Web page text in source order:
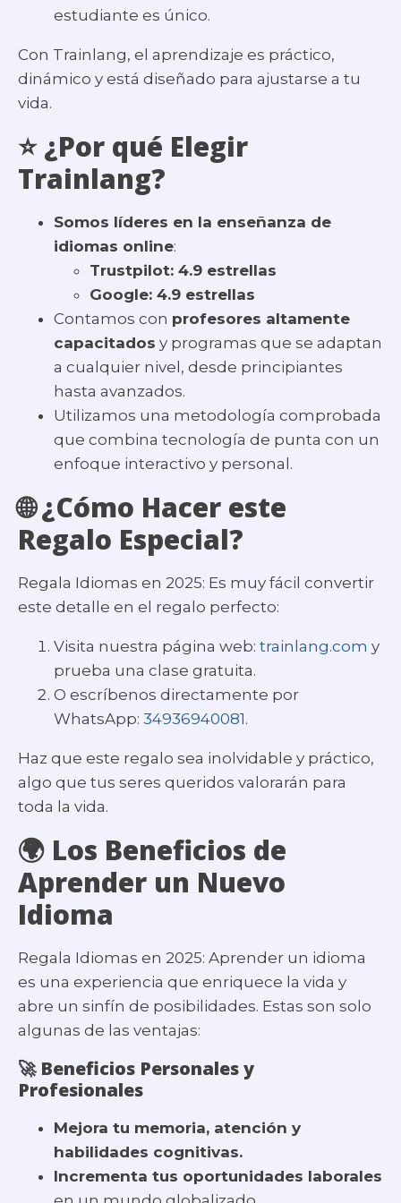
estudiante es único.
Con Trainlang, el aprendizaje es práctico,
dinámico y está diseñado para ajustarse a tu
vida.
⭐ ¿Por qué Elegir
Trainlang?
Somos líderes en la enseñanza de
idiomas online:
Trustpilot: 4.9 estrellas
Google: 4.9 estrellas
Contamos con profesores altamente
capacitados y programas que se adaptan
a cualquier nivel, desde principiantes
hasta avanzados.
Utilizamos una metodología comprobada
que combina tecnología de punta con un
enfoque interactivo y personal.
🌐 ¿Cómo Hacer este
Regalo Especial?
Regala Idiomas en 2025: Es muy fácil convertir
este detalle en el regalo perfecto:
Visita nuestra página web: trainlang.com y
prueba una clase gratuita.
O escríbenos directamente por
WhatsApp: 34936940081.
Haz que este regalo sea inolvidable y práctico,
algo que tus seres queridos valorarán para
toda la vida.
🌍 Los Beneficios de
Aprender un Nuevo
Idioma
Regala Idiomas en 2025: Aprender un idioma
es una experiencia que enriquece la vida y
abre un sinfín de posibilidades. Estas son solo
algunas de las ventajas:
🚀 Beneficios Personales y
Profesionales
Mejora tu memoria, atención y
habilidades cognitivas.
Incrementa tus oportunidades laborales